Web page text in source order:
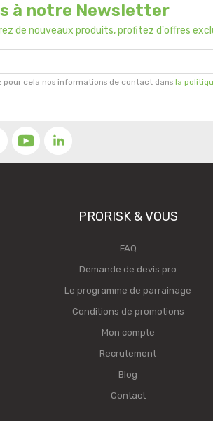
à notre Newsletter
de nouveaux produits, profitez d'offres
pour cela nos informations de contact dans la
PRORISK & VOUS
FAQ
Demande de devis pro
Le programme de parrainage
Conditions de promotions
Mon compte
Recrutement
Blog
Contact